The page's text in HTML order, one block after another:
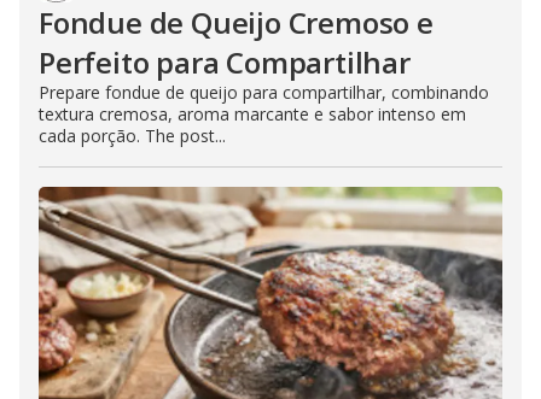
Fondue de Queijo Cremoso e
Perfeito para Compartilhar
Prepare fondue de queijo para compartilhar, combinando
textura cremosa, aroma marcante e sabor intenso em
cada porção. The post...